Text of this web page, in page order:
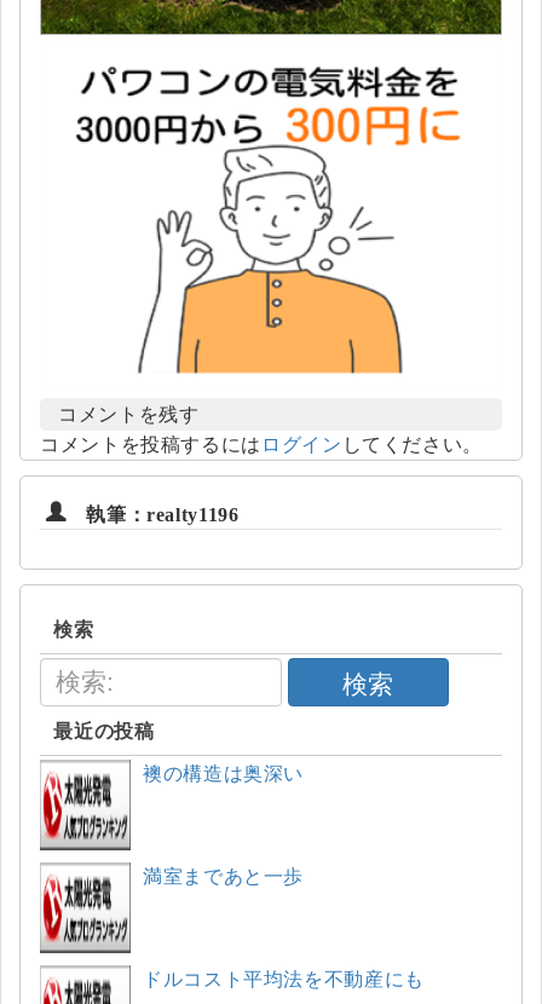
コメントを残す
コメントを投稿するには ログイン してください。
執筆：realty1196
検索
検索
最近の投稿
襖の構造は奥深い
満室まであと一歩
ドルコスト平均法を不動産にも